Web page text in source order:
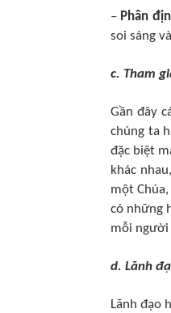
– Phân
soi sáng
c. Tham
Gần đây
chúng ta
đặc biệt
khác
một
có những
mỗi người
d. Lãnh
Lãnh đạo